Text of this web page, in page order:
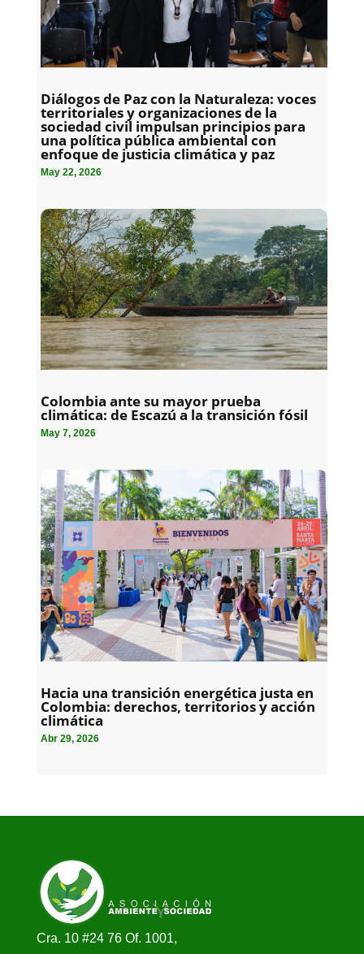
Diálogos de Paz con la Naturaleza: voces
territoriales y organizaciones de la
sociedad civil impulsan principios para
una política pública ambiental con
enfoque de justicia climática y paz
May 22, 2026
Colombia ante su mayor prueba
climática: de Escazú a la transición fósil
May 7, 2026
Hacia una transición energética justa en
Colombia: derechos, territorios y acción
climática
Abr 29, 2026
Cra. 10 #24 76 Of. 1001,